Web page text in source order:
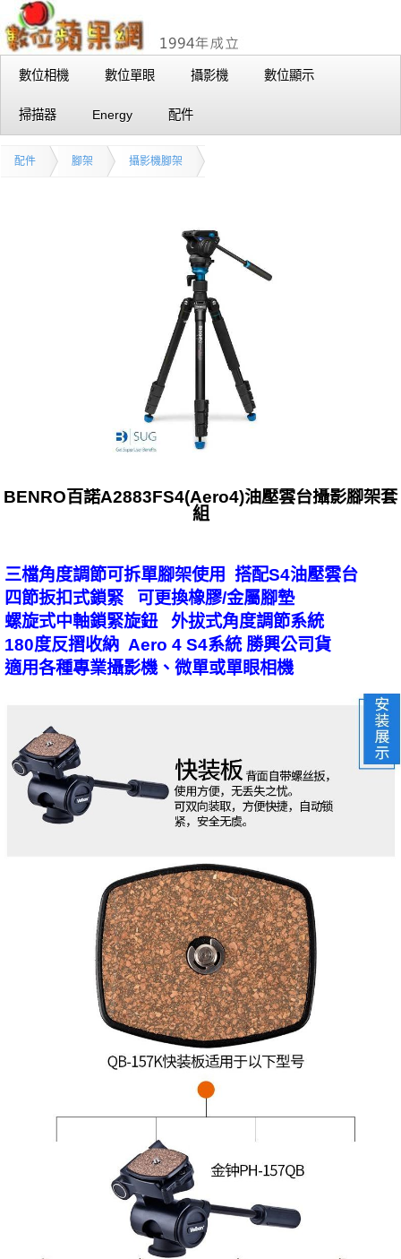
數位相機 數位單眼 攝影機 數位顯示
掃描器 Energy 配件
配件 腳架 攝影機腳架
BENRO百諾A2883FS4(Aero4)油壓雲台攝影腳架套
組
三檔角度調節可拆單腳架使用 搭配S4油壓雲台
四節扳扣式鎖緊 可更換橡膠/金屬腳墊
螺旋式中軸鎖緊旋鈕 外拔式角度調節系統
180度反摺收納 Aero 4 S4系統 勝興公司貨
適用各種專業攝影機、微單或單眼相機